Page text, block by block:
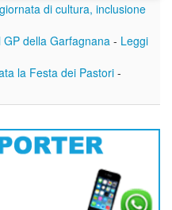
di cultura, inclusione
della Garfagnana - Leggi
la Festa dei Pastori -